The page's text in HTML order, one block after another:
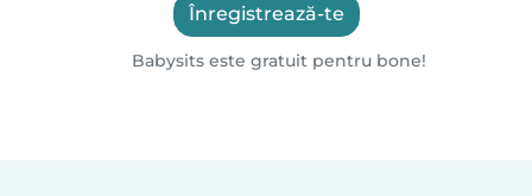
Înregistrează-te
Babysits este gratuit pentru bone!